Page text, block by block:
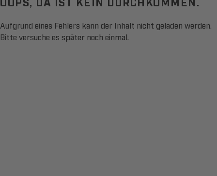
Aufgrund eines Fehlers kann der Inhalt nicht geladen werden.
Bitte versuche es später noch einmal.